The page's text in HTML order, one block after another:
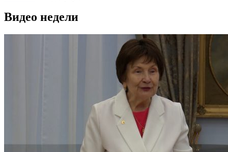
Видео недели